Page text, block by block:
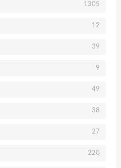
1305
12
39
9
49
38
27
220